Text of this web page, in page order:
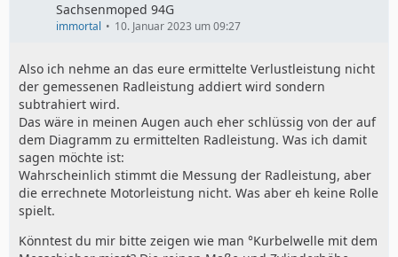
Sachsenmoped 94G
immortal 10. Januar 2023 um 09:27
Also ich nehme an das eure ermittelte Verlustleistung nicht
der gemessenen Radleistung addiert wird sondern
subtrahiert wird.
Das wäre in meinen Augen auch eher schlüssig von der auf
dem Diagramm zu ermittelten Radleistung. Was ich damit
sagen möchte ist:
Wahrscheinlich stimmt die Messung der Radleistung, aber
die errechnete Motorleistung nicht. Was aber eh keine Rolle
spielt.
Könntest du mir bitte zeigen wie man °Kurbelwelle mit dem